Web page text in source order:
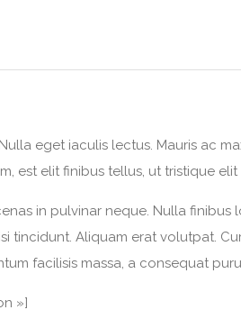
eget iaculis lectus. Mauris ac
est elit finibus tellus, ut tristique elit
in pulvinar neque. Nulla
tincidunt. Aliquam erat volutpat.
facilisis massa, a consequat
»]